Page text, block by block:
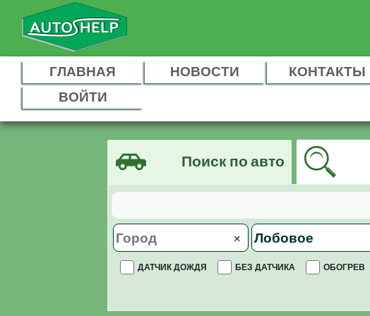
ГЛАВНАЯ НОВОСТИ КОНТАКТЫ
ВОЙТИ
Поиск по авто
×
ДАТЧИК ДОЖДЯ БЕЗ ДАТЧИКА ОБОГРЕВ